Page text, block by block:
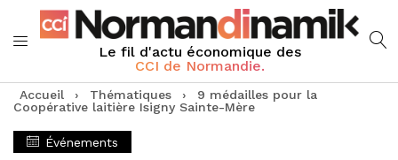
Le fil d'actu économique des
CCI de Normandie.
Accueil › Thématiques ›
9 médailles pour la
Coopérative laitière Isigny Sainte-Mère
Événements